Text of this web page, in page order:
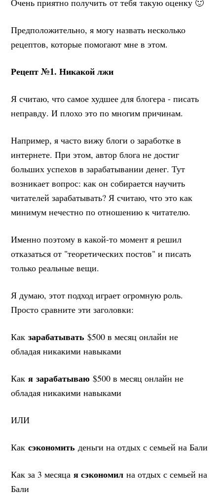
Очень приятно получить от тебя такую оценку 🙂
Предположительно, я могу назвать несколько
рецептов, которые помогают мне в этом.
Рецепт №1. Никакой лжи
Я считаю, что самое худшее для блогера - писать
неправду. И плохо это по многим причинам.
Например, я часто вижу блоги о заработке в
интернете. При этом, автор блога не достиг
больших успехов в зарабатывании денег. Тут
возникает вопрос: как он собирается научить
читателей зарабатывать? Я считаю, что это как
минимум нечестно по отношению к читателю.
Именно поэтому в какой-то момент я решил
отказаться от "теоретических постов" и писать
только реальные вещи.
Я думаю, этот подход играет огромную роль.
Просто сравните эти заголовки:
Какзарабатывать $500 в месяц онлайн не
обладая никакими навыками
Какя зарабатываю $500 в месяц онлайн не
обладая никакими навыками
ИЛИ
Каксэкономить деньги на отдых с семьей на Бали
Как за 3 месяцая сэкономил на отдых с семьей на
Бали